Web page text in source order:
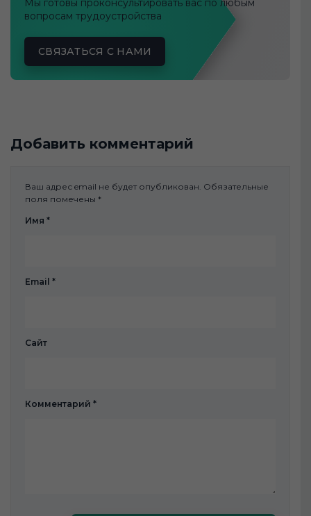
Мы готовы проконсультировать вас по любым
вопросам трудоустройства
СВЯЗАТЬСЯ С НАМИ
Добавить комментарий
Ваш адрес email не будет опубликован. Обязательные
поля помечены *
Комментарий *
Имя *
Email *
Сайт